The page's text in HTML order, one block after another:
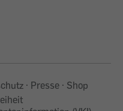
Presse
Shop